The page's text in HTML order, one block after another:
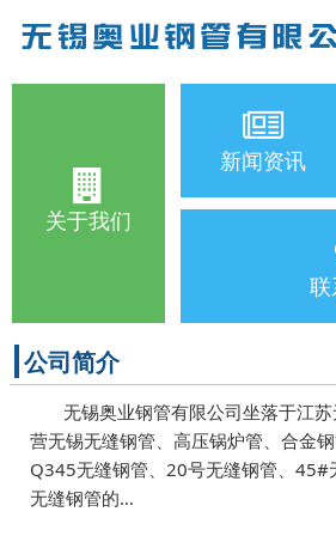
关于我们
新闻资讯
联
公司简介
无锡奥业钢管有限公司坐落于江苏
营无锡无缝钢管、高压锅炉管、合金钢
Q345无缝钢管、20号无缝钢管、45#
无缝钢管的…